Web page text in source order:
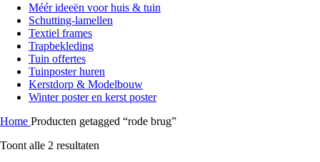
Méér ideeën voor huis & tuin
Schutting-lamellen
Textiel frames
Trapbekleding
Tuin offertes
Tuinposter huren
Kerstdorp & Modelbouw
Winter poster en kerst poster
Home Producten getagged “rode brug”
Toont alle 2 resultaten